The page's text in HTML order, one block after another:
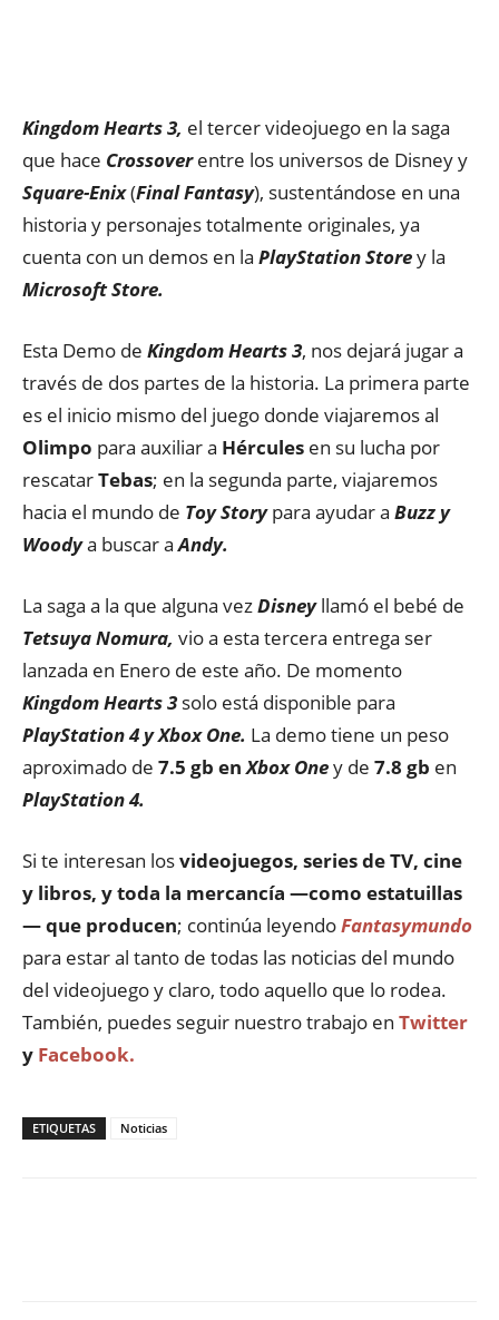
Kingdom Hearts 3, el tercer videojuego en la saga
que hace Crossoverentre los universos de Disney y
Square-Enix(Final Fantasy), sustentándose en una
historia y personajes totalmente originales, ya
cuenta con un demos en la PlayStation Storey la
Microsoft Store.
Esta Demo de Kingdom Hearts 3, nos dejará jugar a
través de dos partes de la historia. La primera parte
es el inicio mismo del juego donde viajaremos al
Olimpo para auxiliar a Hércules en su lucha por
rescatarTebas; en la segunda parte, viajaremos
hacia el mundo de Toy Storypara ayudar a Buzz y
Woodya buscar aAndy.
La saga a la que alguna vezDisneyllamó el bebé de
Tetsuya Nomura, vio a esta tercera entrega ser
lanzada en Enero de este año. De momento
Kingdom Hearts 3solo está disponible para
PlayStation 4 y Xbox One. La demo tiene un peso
aproximado de 7.5 gb enXbox Oney de 7.8 gb en
PlayStation 4.
Si te interesan losvideojuegos, series de TV, cine
y libros, y toda la mercancía —como estatuillas
— que producen; continúa leyendoFantasymundo
para estar al tanto de todas las noticias del mundo
del videojuego y claro, todo aquello que lo rodea.
También, puedes seguir nuestro trabajo en Twitter
y Facebook.
ETIQUETAS Noticias